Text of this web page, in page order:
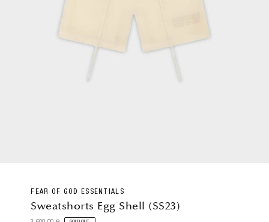
FEAR OF GOD ESSENTIALS
Sweatshorts Egg Shell (SS23)